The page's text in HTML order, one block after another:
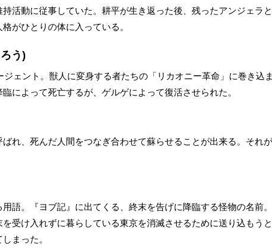
活動に従事していた。耕平が生き返った後、残ったアンジェラ
がひとりの体に入っている。
う)
ェント。獣人に変身する者たちの「リカオニー革命」に巻き込
によって死亡するが、ゲルゲによって復活させられた。
れ、死んだ人間をつなぎ合わせて蘇らせることが出来る。それ
用語。『ヨブ記』に出てくる、終末を告げに降臨する怪物の名前
受け入れずに暮らしている東京を消滅させるために送り込もう
まった。